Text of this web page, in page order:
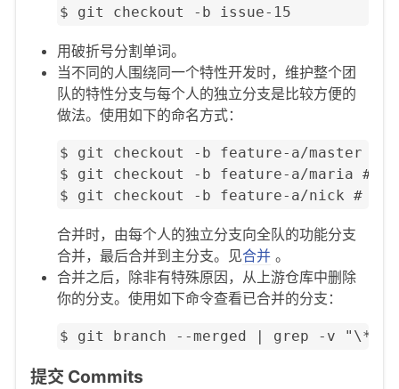
$ git checkout -b issue-15
用破折号分割单词。
当不同的人围绕同一个特性开发时，维护整个团
队的特性分支与每个人的独立分支是比较方便的
做法。使用如下的命名方式：
$ git checkout -b feature-a/master #
$ git checkout -b feature-a/maria #
$ git checkout -b feature-a/nick #
合并时，由每个人的独立分支向全队的功能分支
合并，最后合并到主分支。见合并 。
合并之后，除非有特殊原因，从上游仓库中删除
你的分支。使用如下命令查看已合并的分支：
$ git branch --merged | grep -v "\*"
提交 Commits